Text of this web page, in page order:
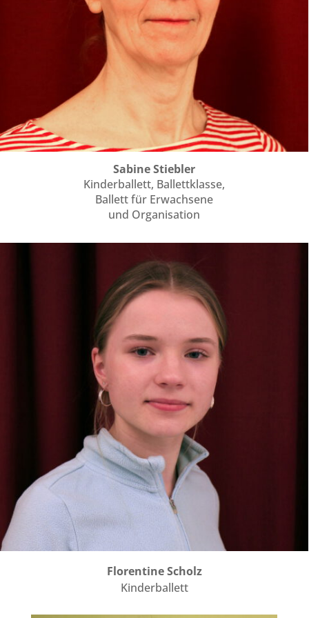
Sabine Stiebler
Kinderballett, Ballettklasse,
Ballett für Erwachsene
und Organisation
Florentine Scholz
Kinderballett